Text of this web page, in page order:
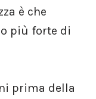
è che
più forte di
prima della